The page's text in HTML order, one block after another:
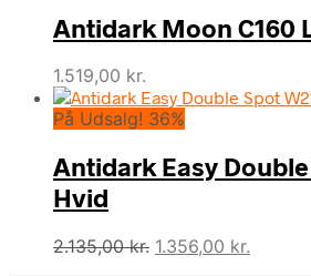
var:
1.799,00 kr..
er:
1.177,00
Antidark Moon C160
1.519,00 kr.
På Udsalg! 36%
Antidark Easy
Hvid
2.135,00kr. Den
1.356,00 kr.